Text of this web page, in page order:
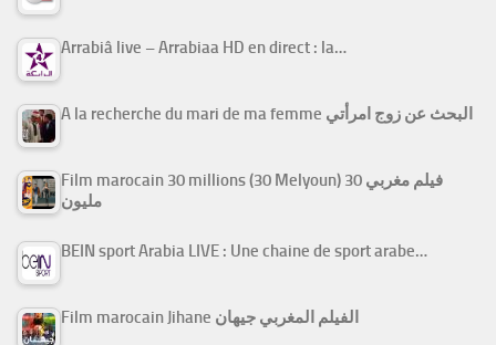
Arrabiâ live – Arrabiaa HD en direct : la…
A la recherche du mari de ma femme البحث عن زوج امرأتي
Film marocain 30 millions (30 Melyoun) فيلم مغربي 30
مليون
BEIN sport Arabia LIVE : Une chaine de sport arabe…
Film marocain Jihane الفيلم المغربي جيهان